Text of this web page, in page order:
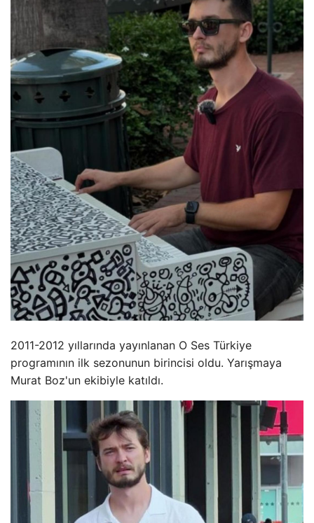
2011-2012 yıllarında yayınlanan O Ses Türkiye
programının ilk sezonunun birincisi oldu. Yarışmaya
Murat Boz'un ekibiyle katıldı.